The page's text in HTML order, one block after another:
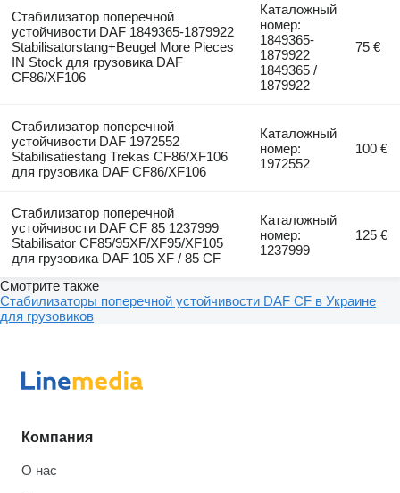
Стабилизатор поперечной
устойчивости DAF 1849365-1879922
Stabilisatorstang+Beugel More Pieces
IN Stock для грузовика DAF
CF86/XF106
Каталожный
номер:
1849365-
1879922
1849365 /
1879922
75 €
Стабилизатор поперечной
устойчивости DAF 1972552
Stabilisatiestang Trekas CF86/XF106
для грузовика DAF CF86/XF106
Каталожный
номер:
1972552
100 €
Стабилизатор поперечной
устойчивости DAF CF 85 1237999
Stabilisator CF85/95XF/XF95/XF105
для грузовика DAF 105 XF / 85 CF
Каталожный
номер:
1237999
125 €
Смотрите также
Стабилизаторы поперечной устойчивости DAF CF в Украине
для грузовиков
Компания
О нас